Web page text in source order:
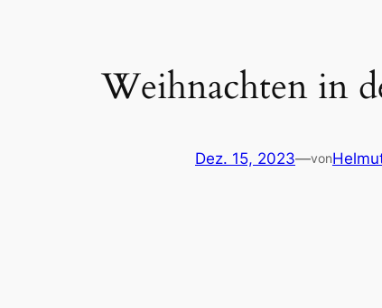
Weihnachten in
Dez. 15, 2023—von